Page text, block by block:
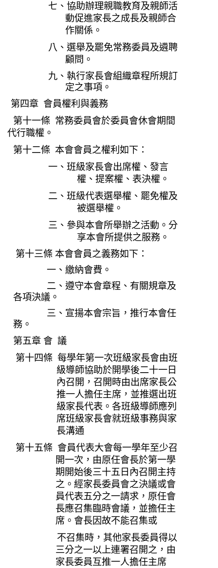
七、協助辦理親職教育及親師活
動促進家長之成長及親師合
作關係。
八、選舉及罷免常務委員及遴聘
顧問。
九、執行家長會組織章程所規訂
定之事項。
第四章 會員權利與義務
第十一條 常務委員會於委員會休會期間
代行職權。
第十二條 本會會員之權利如下：
一、班級家長會出席權、發言
權、提案權、表決權。
二、班級代表選舉權、罷免權及
被選舉權。
三、參與本會所舉辦之活動。分
享本會所提供之服務。
第十三條 本會會員之義務如下：
一、繳納會費。
二、遵守本會章程、有關規章及
各項決議。
三、宣揚本會宗旨，推行本會任
務。
第五章 會 議
第十四條 每學年第一次班級家長會由班
級導師協助於開學後二十一日
內召開，召開時由出席家長公
推一人擔任主席，並推選出班
級家長代表。各班級導師應列
席班級家長會就班級事務與家
長溝通
第十五條 會員代表大會每一學年至少召
開一次，由原任會長於第一學
期開始後三十五日內召開主持
之。經家長委員會之決議或會
員代表五分之一請求，原任會
長應召集臨時會議，並擔任主
席。會長因故不能召集或
不召集時，其他家長委員得以
三分之一以上連署召開之，由
家長委員互推一人擔任主席